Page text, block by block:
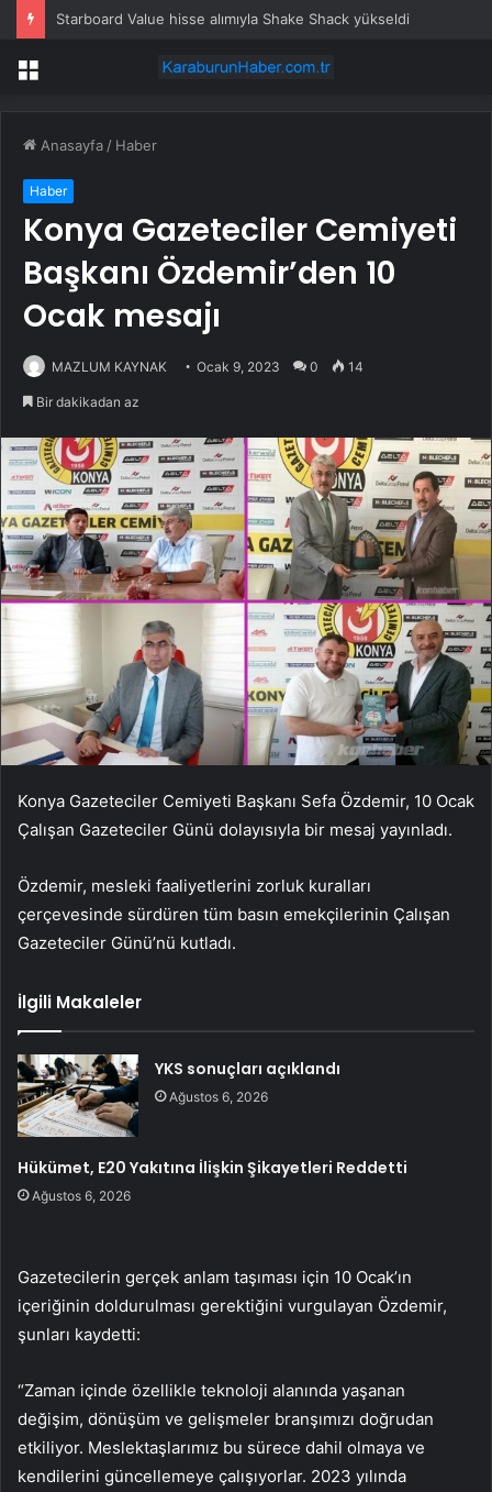
Starboard Value hisse alımıyla Shake Shack yükseldi
Menü
Anasayfa / Haber
Haber
Konya Gazeteciler Cemiyeti
Başkanı Özdemir’den 10
Ocak mesajı
MAZLUM KAYNAK Ocak 9, 2023 0 14
Bir dakikadan az
Konya Gazeteciler Cemiyeti Başkanı Sefa Özdemir, 10 Ocak
Çalışan Gazeteciler Günü dolayısıyla bir mesaj yayınladı.
Özdemir, mesleki faaliyetlerini zorluk kuralları
çerçevesinde sürdüren tüm basın emekçilerinin Çalışan
Gazeteciler Günü’nü kutladı.
İlgili Makaleler
YKS sonuçları açıklandı
Ağustos 6, 2026
Hükümet, E20 Yakıtına İlişkin Şikayetleri Reddetti
Ağustos 6, 2026
Gazetecilerin gerçek anlam taşıması için 10 Ocak’ın
içeriğinin doldurulması gerektiğini vurgulayan Özdemir,
şunları kaydetti:
“Zaman içinde özellikle teknoloji alanında yaşanan
değişim, dönüşüm ve gelişmeler branşımızı doğrudan
etkiliyor. Meslektaşlarımız bu sürece dahil olmaya ve
kendilerini güncellemeye çalışıyorlar. 2023 yılında